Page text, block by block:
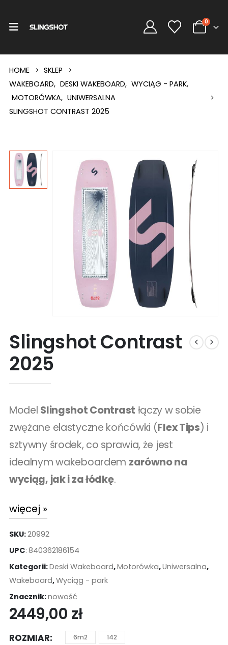
0
HOME
SKLEP
WAKEBOARD, DESKI WAKEBOARD, WYCIĄG - PARK,
MOTORÓWKA, UNIWERSALNA
SLINGSHOT CONTRAST 2025
Slingshot Contrast
2025
Model Slingshot Contrast łączy w sobie
zwężane elastyczne końcówki (Flex Tips) i
sztywny środek, co sprawia, że jest
idealnym wakeboardem zarówno na
wyciąg, jak i za łódkę.
więcej »
SKU:20992
UPC: 840362186154
Kategorii:Deski Wakeboard,Motorówka,Uniwersalna,
Wakeboard,Wyciąg - park
Znacznik:nowość
2449,00 zł
ROZMIAR 6m2 142